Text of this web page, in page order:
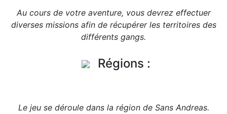
Au cours de votre aventure, vous devrez effectuer
diverses missions afin de récupérer les territoires des
différents gangs.
Régions :
Le jeu se déroule dans la région de Sans Andreas.